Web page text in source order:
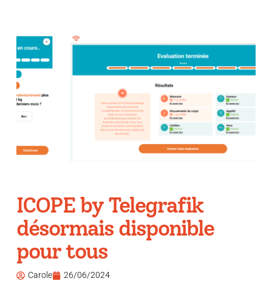
ICOPE by Telegrafik
désormais disponible
pour tous
Carole 26/06/2024